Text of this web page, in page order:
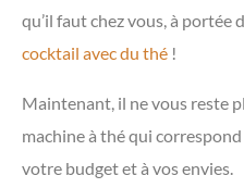
qu’il faut chez vous, à portée
cocktail avec du thé !
Maintenant, il ne vous reste
machine à thé qui correspond
votre budget et à vos envies.